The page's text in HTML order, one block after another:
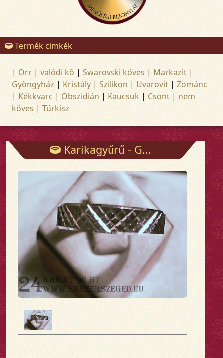
Termék cimkék
| Orr | valódi kõ | Swarovski köves | Markazit |
Gyöngyház | Kristály | Szilikon | Uvarovit | Zománc
| Kékkvarc | Obszidián | Kaucsuk | Csont | nem
köves | Türkisz
Karikagyűrű - Gyűrűk - Arany és ezüst ékszerek